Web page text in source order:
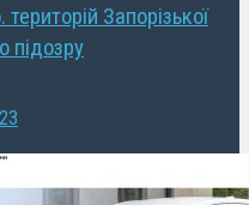
Запорізької
підозру